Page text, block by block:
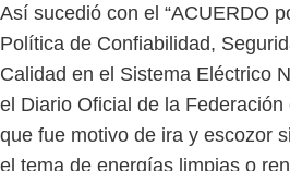
Así sucedió con el “ACUERDO
Política de Confiabilidad,
Calidad en el Sistema Eléctrico
el Diario Oficial de la
que fue motivo de ira y escozor
el tema de energías limpias o